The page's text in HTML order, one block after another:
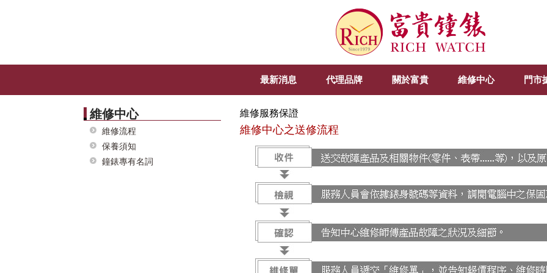
最新消息 代理品牌 關於富貴 維修中心 門市
維修中心
維修流程
保養須知
鐘錶專有名詞
維修服務保證
維修中心之送修流程